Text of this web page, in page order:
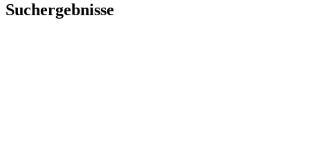
Suchergebnisse